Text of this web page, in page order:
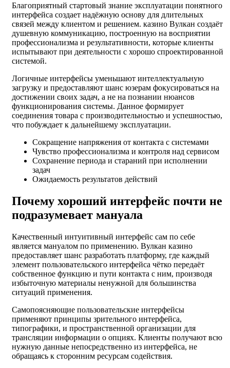
Благоприятный стартовый знание эксплуатации понятного
интерфейса создает надёжную основу для длительных
связей между клиентом и решением. казино Вулкан создаёт
душевную коммуникацию, построенную на восприятии
профессионализма и результативности, которые клиенты
испытывают при деятельности с хорошо спроектированной
системой.
Логичные интерфейсы уменьшают интеллектуальную
загрузку и предоставляют шанс юзерам фокусироваться на
достижении своих задач, а не на познании нюансов
функционирования системы. Данное формирует
соединения товара с производительностью и успешностью,
что побуждает к дальнейшему эксплуатации.
Сокращение напряжения от контакта с системами
Чувство профессионализма и контроля над сервисом
Сохранение периода и стараний при исполнении
задач
Ожидаемость результатов действий
Почему хороший интерфейс почти не
подразумевает мануала
Качественный интуитивный интерфейс сам по себе
является мануалом по применению. Вулкан казино
предоставляет шанс разработать платформу, где каждый
элемент пользовательского интерфейса чётко передаёт
собственное функцию и пути контакта с ним, производя
избыточную материалы ненужной для большинства
ситуаций применения.
Самопоясняющие пользовательские интерфейсы
применяют принципы зрительного интерфейса,
типографики, и пространственной организации для
трансляции информации о опциях. Клиенты получают всю
нужную данные непосредственно из интерфейса, не
обращаясь к сторонним ресурсам содействия.